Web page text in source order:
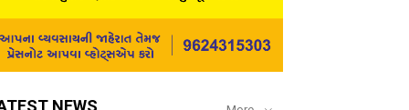
NEWS